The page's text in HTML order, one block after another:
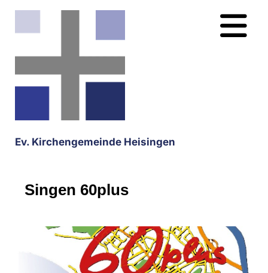
Ev. Kirchengemeinde Heisingen
Singen 60plus